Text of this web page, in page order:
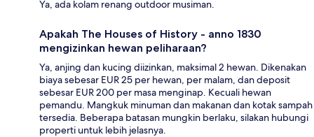
Ya, ada kolam renang outdoor musiman.
Apakah The Houses of History - anno 1830
mengizinkan hewan peliharaan?
Ya, anjing dan kucing diizinkan, maksimal 2 hewan. Dikenakan
biaya sebesar EUR 25 per hewan, per malam, dan deposit
sebesar EUR 200 per masa menginap. Kecuali hewan
pemandu. Mangkuk minuman dan makanan dan kotak sampah
tersedia. Beberapa batasan mungkin berlaku, silakan hubungi
properti untuk lebih jelasnya.